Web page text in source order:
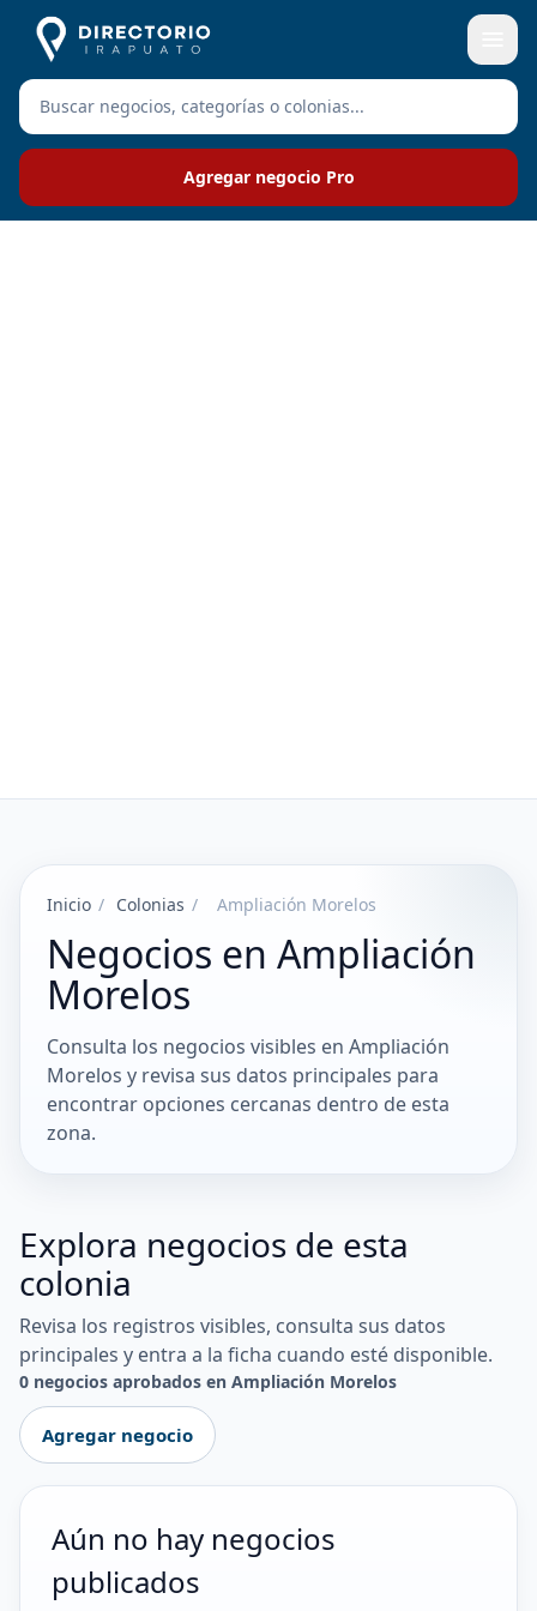
Agregar negocio Pro
Inicio / Colonias / Ampliación Morelos
Negocios en Ampliación
Morelos
Consulta los negocios visibles en Ampliación
Morelos y revisa sus datos principales para
encontrar opciones cercanas dentro de esta
zona.
Explora negocios de esta
colonia
Revisa los registros visibles, consulta sus datos
principales y entra a la ficha cuando esté disponible.
0 negocios aprobados en Ampliación Morelos
Agregar negocio
Aún no hay negocios
publicados